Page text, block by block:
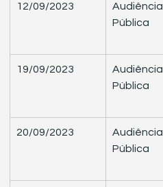
​12/09/2023
Audiência
Pública
​19/09/2023
Audiência
Pública
​20/09/2023
Audiência
Pública